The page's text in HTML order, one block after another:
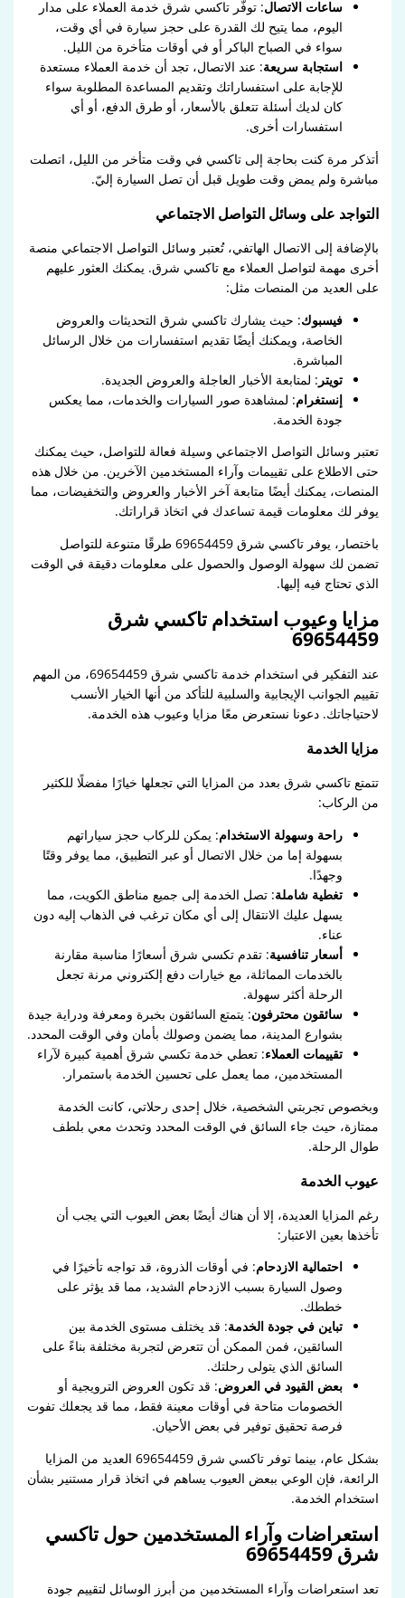
ساعات الاتصال: توفّر تاكسي شرق خدمة العملاء على مدار
اليوم، مما يتيح لك القدرة على حجز سيارة في أي وقت،
سواء في الصباح الباكر أو في أوقات متأخرة من الليل.
استجابة سريعة: عند الاتصال، تجد أن خدمة العملاء مستعدة
للإجابة على استفساراتك وتقديم المساعدة المطلوبة سواء
كان لديك أسئلة تتعلق بالأسعار، أو طرق الدفع، أو أي
استفسارات أخرى.
أتذكر مرة كنت بحاجة إلى تاكسي في وقت متأخر من الليل، اتصلت
مباشرة ولم يمض وقت طويل قبل أن تصل السيارة إليّ.
التواجد على وسائل التواصل الاجتماعي
بالإضافة إلى الاتصال الهاتفي، تُعتبر وسائل التواصل الاجتماعي منصة
أخرى مهمة لتواصل العملاء مع تاكسي شرق. يمكنك العثور عليهم
على العديد من المنصات مثل:
فيسبوك: حيث يشارك تاكسي شرق التحديثات والعروض
الخاصة، ويمكنك أيضًا تقديم استفسارات من خلال الرسائل
المباشرة.
تويتر : لمتابعة الأخبار العاجلة والعروض الجديدة.
إنستغرام: لمشاهدة صور السيارات والخدمات، مما يعكس
جودة الخدمة.
تعتبر وسائل التواصل الاجتماعي وسيلة فعالة للتواصل، حيث يمكنك
حتى الاطلاع على تقييمات وآراء المستخدمين الآخرين. من خلال هذه
المنصات، يمكنك أيضًا متابعة آخر الأخبار والعروض والتخفيضات، مما
يوفر لك معلومات قيمة تساعدك في اتخاذ قراراتك.
باختصار، يوفر تاكسي شرق 69654459 طرقًا متنوعة للتواصل
تضمن لك سهولة الوصول والحصول على معلومات دقيقة في الوقت
الذي تحتاج فيه إليها.
مزايا وعيوب استخدام تاكسي شرق
69654459
عند التفكير في استخدام خدمة تاكسي شرق 69654459، من المهم
تقييم الجوانب الإيجابية والسلبية للتأكد من أنها الخيار الأنسب
لاحتياجاتك. دعونا نستعرض معًا مزايا وعيوب هذه الخدمة.
مزايا الخدمة
تتمتع تاكسي شرق بعدد من المزايا التي تجعلها خيارًا مفضلًا للكثير
من الركاب:
راحة وسهولة الاستخدام: يمكن للركاب حجز سياراتهم
بسهولة إما من خلال الاتصال أو عبر التطبيق، مما يوفر وقتًا
وجهدًا.
تغطية شاملة: تصل الخدمة إلى جميع مناطق الكويت، مما
يسهل عليك الانتقال إلى أي مكان ترغب في الذهاب إليه دون
عناء.
أسعار تنافسية: تقدم تكسي شرق أسعارًا مناسبة مقارنة
بالخدمات المماثلة، مع خيارات دفع إلكتروني مرنة تجعل
الرحلة أكثر سهولة.
سائقون محترفون: يتمتع السائقون بخبرة ومعرفة ودراية جيدة
بشوارع المدينة، مما يضمن وصولك بأمان وفي الوقت المحدد.
تقييمات العملاء: تعطي خدمة تكسي شرق أهمية كبيرة لآراء
المستخدمين، مما يعمل على تحسين الخدمة باستمرار.
وبخصوص تجربتي الشخصية، خلال إحدى رحلاتي، كانت الخدمة
ممتازة، حيث جاء السائق في الوقت المحدد وتحدث معي بلطف
طوال الرحلة.
عيوب الخدمة
رغم المزايا العديدة، إلا أن هناك أيضًا بعض العيوب التي يجب أن
تأخذها بعين الاعتبار:
احتمالية الازدحام: في أوقات الذروة، قد تواجه تأخيرًا في
وصول السيارة بسبب الازدحام الشديد، مما قد يؤثر على
خططك.
تباين في جودة الخدمة: قد يختلف مستوى الخدمة بين
السائقين، فمن الممكن أن تتعرض لتجربة مختلفة بناءً على
السائق الذي يتولى رحلتك.
بعض القيود في العروض: قد تكون العروض الترويجية أو
الخصومات متاحة في أوقات معينة فقط، مما قد يجعلك تفوت
فرصة تحقيق توفير في بعض الأحيان.
بشكل عام، بينما توفر تاكسي شرق 69654459 العديد من المزايا
الرائعة، فإن الوعي ببعض العيوب يساهم في اتخاذ قرار مستنير بشأن
استخدام الخدمة.
استعراضات وآراء المستخدمين حول تاكسي
شرق 69654459
تعد استعراضات وآراء المستخدمين من أبرز الوسائل لتقييم جودة